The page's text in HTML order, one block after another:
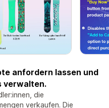
anfordern lassen und
verwalten.
die
verkaufen. Die